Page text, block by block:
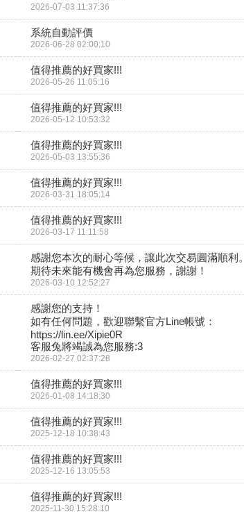
2026-07-03 11:37:36
系統自動評價
2026-06-28 02:00:10
值得推薦的好買家!!!
2026-05-26 11:05:16
值得推薦的好買家!!!
2026-05-12 10:53:32
值得推薦的好買家!!!
2026-05-03 13:55:36
值得推薦的好買家!!!
2026-03-31 18:05:14
值得推薦的好買家!!!
2026-03-17 11:11:58
感謝您本次的耐心等候，讓此次交易圓滿順利。
期待未來能有機會再為您服務，謝謝！
2026-03-10 12:52:27
感謝您的支持！
如有任何問題，歡迎聯繫官方Line帳號：
https://lin.ee/Xipie0R
客服兔將竭誠為您服務:3
2026-02-27 02:37:28
值得推薦的好買家!!!
2026-01-08 14:18:30
值得推薦的好買家!!!
2025-12-18 10:38:43
值得推薦的好買家!!!
2025-12-16 13:05:53
值得推薦的好買家!!!
2025-11-30 15:28:10